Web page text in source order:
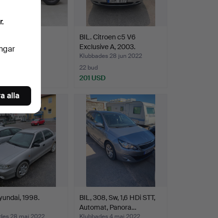
BIL. Citroen c5 V6
Exclusive A, 2003.
Klubbades 28 jun 2022
22 bud
201 USD
1998.
BIL, 308, Sw, 1,6 HDi STT,
Automat, Panora…
alla